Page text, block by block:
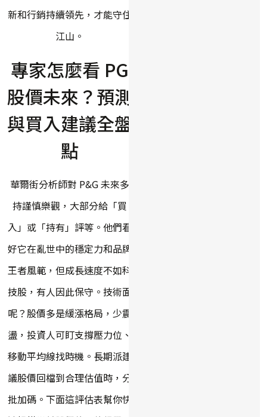
新和行銷持續領先，才能守住
江山。
專家怎麼看 PG
股價未來？預測
與買入建議全盤
點
華爾街分析師對 P&G 未來多
持謹慎樂觀，大部分給「買
入」或「持有」評等。他們看
好它在亂世中的穩定力和品牌
王者風範，但成長速度不如科
技股，有人因此保守。技術面
呢？股價多是緩漲格局，少震
盪，投資人可盯支撐壓力位、
移動平均線找時機。長期派建
議股價回檔到合理估值時，分
批加碼。下面這評估表幫你快